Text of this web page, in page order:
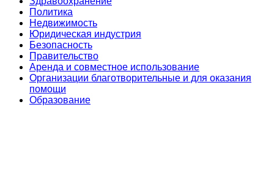
Политика
Недвижимость
Юридическая индустрия
Безопасность
Правительство
Аренда и совместное использование
Организации благотворительные и для оказания
помощи
Образование